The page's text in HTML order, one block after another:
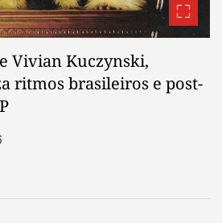
Vivian Kuczynski,
ritmos brasileiros e post-